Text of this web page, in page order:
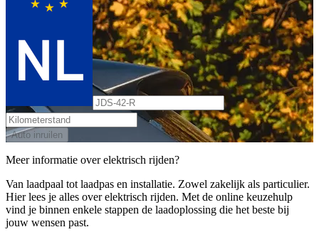
Auto inruilen
Meer informatie over elektrisch rijden?
Van laadpaal tot laadpas en installatie. Zowel zakelijk als particulier.
Hier lees je alles over elektrisch rijden. Met de online keuzehulp
vind je binnen enkele stappen de laadoplossing die het beste bij
jouw wensen past.